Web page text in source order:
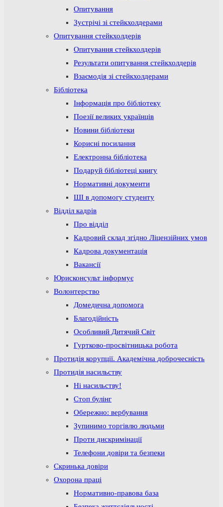
Опитування
Зустрічі зі стейкхолдерами
Опитування стейкхолдерів
Опитування стейкхолдерів
Результати опитування стейкхолдерів
Взаємодія зі стейкхолдерами
Бібліотека
Інформація про бібліотеку
Поезії великих українців
Новини бібліотеки
Корисні посилання
Електронна бібліотека
Подаруй бібліотеці книгу
Нормативні документи
ШІ в допомогу студенту
Відділ кадрів
Про відділ
Кадровий склад згідно Ліцензійних умов
Кадрова документація
Вакансії
Юрисконсульт інформує
Волонтерство
Домедична допомога
Благодійність
Особливий Дитячий Світ
Гуртково-просвітницька робота
Протидія корупції. Академічна доброчесність
Протидія насильству
Ні насильству!
Стоп булінг
Обережно: вербування
Зупинимо торгівлю людьми
Проти дискримінації
Телефони довіри та безпеки
Скринька довіри
Охорона праці
Нормативно-правова база